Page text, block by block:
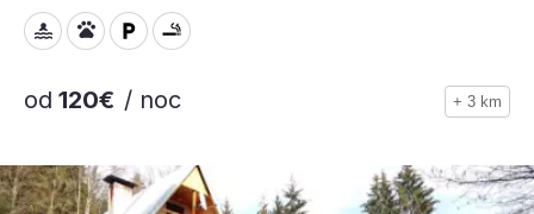
od 120€ / noc + 3 km